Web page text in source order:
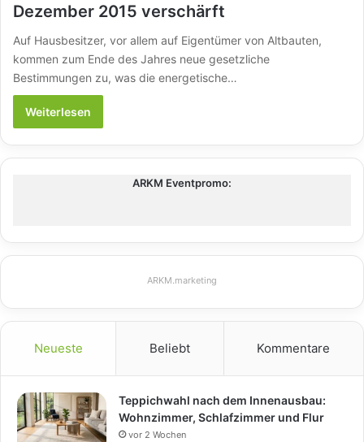
Dezember 2015 verschärft
Auf Hausbesitzer, vor allem auf Eigentümer von Altbauten,
kommen zum Ende des Jahres neue gesetzliche
Bestimmungen zu, was die energetische…
Weiterlesen
ARKM Eventpromo:
ARKM.marketing
Neueste Beliebt Kommentare
Teppichwahl nach dem Innenausbau:
Wohnzimmer, Schlafzimmer und Flur
vor 2 Wochen